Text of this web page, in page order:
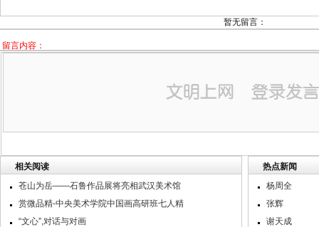
暂无留言：
留言内容：
相关阅读
苍山为岳——石鲁作品展将亮相武汉美术馆
赏微品精-中央美术学院中国画高研班七人精
“文心”,对话与对画
热点新闻
杨周全
张辉
谢天成